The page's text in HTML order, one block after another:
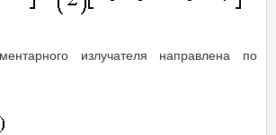
излучателя направлена по